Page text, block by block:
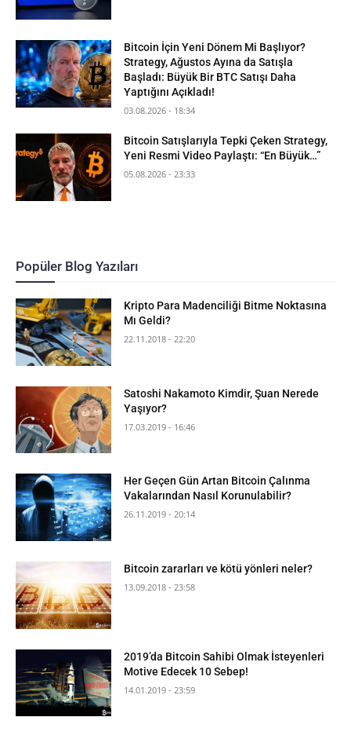
Bitcoin İçin Yeni Dönem Mi Başlıyor?
Strategy, Ağustos Ayına da Satışla
Başladı: Büyük Bir BTC Satışı Daha
Yaptığını Açıkladı!
03.08.2026 - 18:34
Bitcoin Satışlarıyla Tepki Çeken Strategy,
Yeni Resmi Video Paylaştı: “En Büyük…”
05.08.2026 - 23:33
Popüler Blog Yazıları
Kripto Para Madenciliği Bitme Noktasına
Mı Geldi?
22.11.2018 - 22:20
Satoshi Nakamoto Kimdir, Şuan Nerede
Yaşıyor?
17.03.2019 - 16:46
Her Geçen Gün Artan Bitcoin Çalınma
Vakalarından Nasıl Korunulabilir?
26.11.2019 - 20:14
Bitcoin zararları ve kötü yönleri neler?
13.09.2018 - 23:58
2019’da Bitcoin Sahibi Olmak İsteyenleri
Motive Edecek 10 Sebep!
14.01.2019 - 23:59